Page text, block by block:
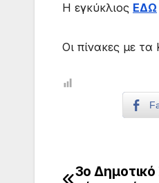
Η εγκύκλιος ΕΔΩ
Οι πίνακες με τα
3ο